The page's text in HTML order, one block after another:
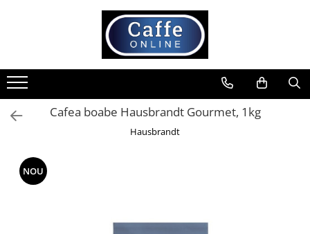
Cafea
Cafea Boabe
Capsule Cafea
Cafea Instant
Ceai
Cafea boabe Hausbrandt Gourmet, 1kg
Hausbrandt
NOU